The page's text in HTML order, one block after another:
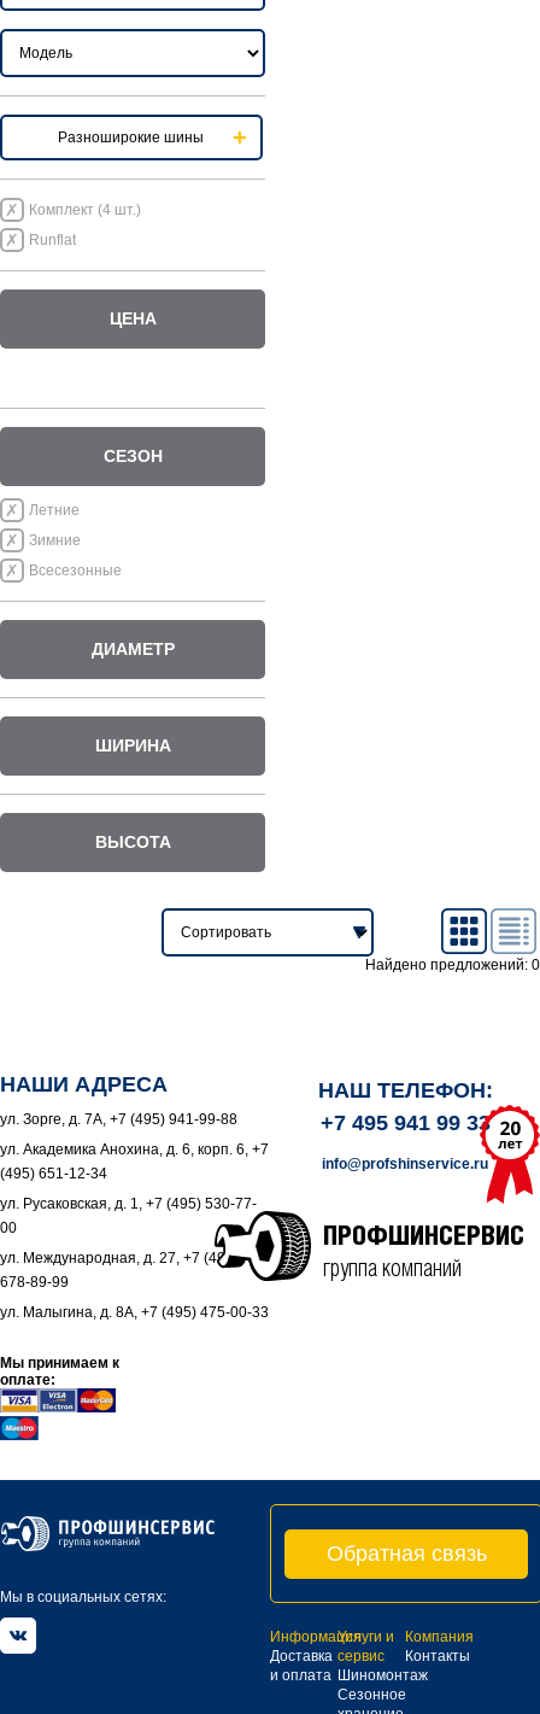
Разноширокие шины
Комплект (4 шт.)
Runflat
ЦЕНА
СЕЗОН
Летние
Зимние
Всесезонные
ДИАМЕТР
ШИРИНА
ВЫСОТА
Найдено предложений: 0
НАШИ АДРЕСА
ул. Зорге, д. 7А, +7 (495) 941-99-88
ул. Академика Анохина, д. 6, корп. 6, +7
(495) 651-12-34
ул. Русаковская, д. 1, +7 (495) 530-77-
00
ул. Международная, д. 27, +7 (495)
678-89-99
ул. Малыгина, д. 8А, +7 (495) 475-00-33
Мы принимаем к
оплате:
НАШ ТЕЛЕФОН:
+7 495 941 99 33
info@profshinservice.ru
ПРОФШИНСЕРВИС
группа компаний
Мы в социальных сетях:
Обратная связь
Информация
Доставка
и оплата
Услуги и
сервис
Шиномонтаж
Сезонное
Компания
Контакты